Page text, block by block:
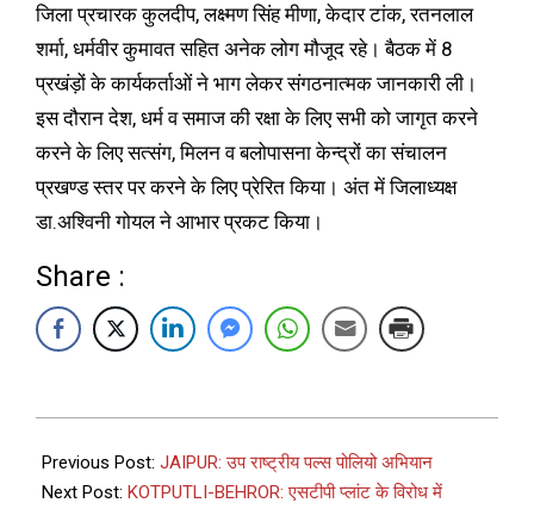
जिला प्रचारक कुलदीप, लक्ष्मण सिंह मीणा, केदार टांक, रतनलाल
शर्मा, धर्मवीर कुमावत सहित अनेक लोग मौजूद रहे। बैठक में 8
प्रखंड़ों के कार्यकर्ताओं ने भाग लेकर संगठनात्मक जानकारी ली।
इस दौरान देश, धर्म व समाज की रक्षा के लिए सभी को जागृत करने
करने के लिए सत्संग, मिलन व बलोपासना केन्द्रों का संचालन
प्रखण्ड स्तर पर करने के लिए प्रेरित किया। अंत में जिलाध्यक्ष
डा.अश्विनी गोयल ने आभार प्रकट किया।
Share :
Previous Post: JAIPUR: उप राष्ट्रीय पल्स पोलियो अभियान
Next Post: KOTPUTLI-BEHROR: एसटीपी प्लांट के विरोध में